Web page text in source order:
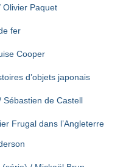
Olivier Paquet
fer
Cooper
d’objets japonais
Sébastien de Castell
Frugal dans l’Angleterre